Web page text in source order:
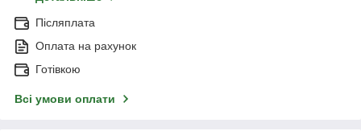
Післяплата
Оплата на рахунок
Готівкою
Всі умови оплати